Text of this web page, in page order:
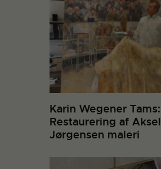
Karin Wegener Tams:
Restaurering af Aksel
Jørgensen maleri